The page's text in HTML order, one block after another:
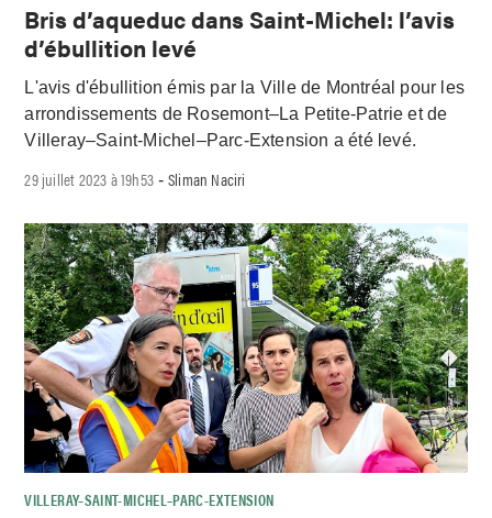
Bris d’aqueduc dans Saint-Michel: l’avis
d’ébullition levé
L'avis d'ébullition émis par la Ville de Montréal pour les
arrondissements de Rosemont–La Petite-Patrie et de
Villeray–Saint-Michel–Parc-Extension a été levé.
29 juillet 2023 à 19h53 -Sliman Naciri
VILLERAY–SAINT-MICHEL–PARC-EXTENSION